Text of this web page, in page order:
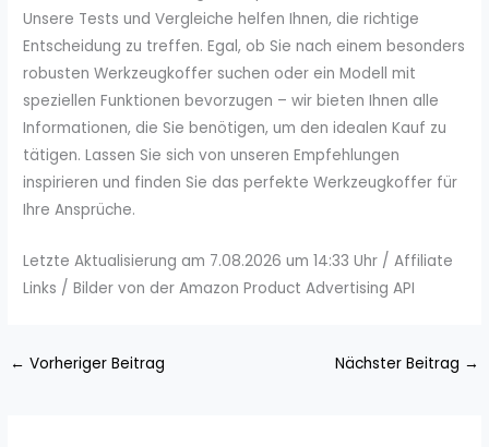
Unsere Tests und Vergleiche helfen Ihnen, die richtige
Entscheidung zu treffen. Egal, ob Sie nach einem besonders
robusten Werkzeugkoffer suchen oder ein Modell mit
speziellen Funktionen bevorzugen – wir bieten Ihnen alle
Informationen, die Sie benötigen, um den idealen Kauf zu
tätigen. Lassen Sie sich von unseren Empfehlungen
inspirieren und finden Sie das perfekte Werkzeugkoffer für
Ihre Ansprüche.
Letzte Aktualisierung am 7.08.2026 um 14:33 Uhr / Affiliate
Links / Bilder von der Amazon Product Advertising API
← Vorheriger Beitrag Nächster Beitrag →